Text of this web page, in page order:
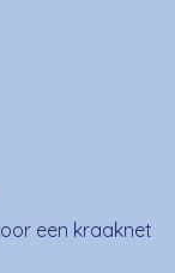
een kraaknet